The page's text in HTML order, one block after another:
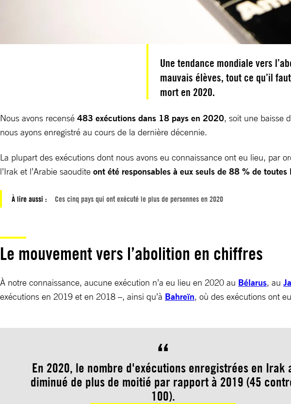
Une tendance mondiale vers
mauvais élèves, tout ce qu’il
mort en 2020.
Nous avons recensé 483 exécutions dans 18 pays en 2020, soit une baisse
nous ayons enregistré au cours de la dernière décennie.
La plupart des exécutions dont nous avons eu connaissance ont eu lieu, par
l’Irak et l’Arabie saoudite ont été responsables à eux seuls de 88 % de
À lire aussi : Ces cinq pays qui ont exécuté le plus de personnes en 2020
Le mouvement vers l’abolition en chiffres
À notre connaissance, aucune exécution n’a eu lieu en 2020 au Bélarus, au
exécutions en 2019 et en 2018 –, ainsi qu’à Bahreïn, où des exécutions ont
En 2020, le nombre d'exécutions enregistrées en Irak
diminué de plus de moitié par rapport à 2019 (45
100).